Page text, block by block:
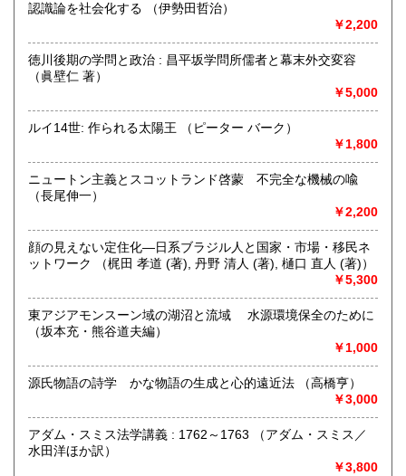
沖縄県 600円
愛知県で40年以上営んでいた「ふるほんや閑古堂（かんこど
う）」。
屋号を「日日（にちにち）書房」とし、2025年1月伊那市に
絵本、児童書、郷土史、暮らしの本、サブカルチャー、雑
誌、山、文学、美術、ほか幅広いジャンルの古本を並べてい
ます。
ジャンル問わず査定、買取いたします
大切なご蔵書やコレクション、貴重なものもお気軽にご相談
ください
インスタグラム
igsh=MThpYWs5MXRtcjRueA%3D%3D&utm_source=qr
古書一般・ 不要な本、蔵書処分、引っ越し、片付けなど
沿線名：JR飯田線
最寄駅：伊那市駅(徒歩5分)
認識論を社会化する （伊勢田哲治）
￥2,200
徳川後期の学問と政治 : 昌平坂学問所儒者と幕末外交変容
（眞壁仁 著）
￥5,000
ルイ14世: 作られる太陽王 （ピーター バーク）
￥1,800
ニュートン主義とスコットランド啓蒙 不完全な機械の喩
（長尾伸一）
￥2,200
顔の見えない定住化―日系ブラジル人と国家・市場・移民ネ
ットワーク （梶田 孝道 (著), 丹野 清人 (著), 樋口 直人 (著)）
￥5,300
東アジアモンスーン域の湖沼と流域 水源環境保全のために
（坂本充・熊谷道夫編）
￥1,000
源氏物語の詩学 かな物語の生成と心的遠近法 （高橋亨）
￥3,000
アダム・スミス法学講義 : 1762～1763 （アダム・スミス／
水田洋ほか訳）
￥3,800